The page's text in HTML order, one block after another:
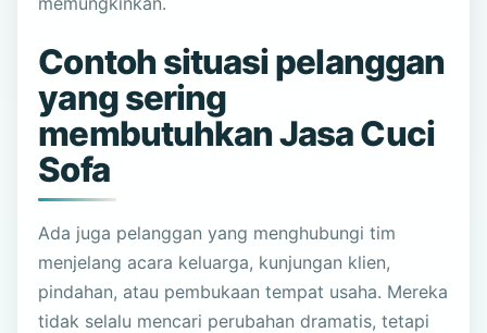
Contoh situasi pelanggan
yang sering
membutuhkan Jasa Cuci
Sofa
Ada juga pelanggan yang menghubungi tim
menjelang acara keluarga, kunjungan klien,
pindahan, atau pembukaan tempat usaha. Mereka
tidak selalu mencari perubahan dramatis, tetapi